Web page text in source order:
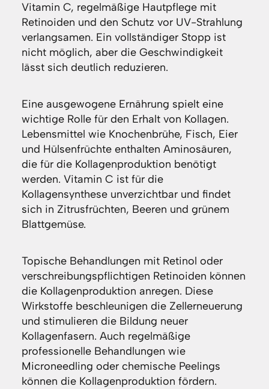
Vitamin C, regelmäßige Hautpflege mit
Retinoiden und den Schutz vor UV-Strahlung
verlangsamen. Ein vollständiger Stopp ist
nicht möglich, aber die Geschwindigkeit
lässt sich deutlich reduzieren.
Eine ausgewogene Ernährung spielt eine
wichtige Rolle für den Erhalt von Kollagen.
Lebensmittel wie Knochenbrühe, Fisch, Eier
und Hülsenfrüchte enthalten Aminosäuren,
die für die Kollagenproduktion benötigt
werden. Vitamin C ist für die
Kollagensynthese unverzichtbar und findet
sich in Zitrusfrüchten, Beeren und grünem
Blattgemüse.
Topische Behandlungen mit Retinol oder
verschreibungspflichtigen Retinoiden können
die Kollagenproduktion anregen. Diese
Wirkstoffe beschleunigen die Zellerneuerung
und stimulieren die Bildung neuer
Kollagenfasern. Auch regelmäßige
professionelle Behandlungen wie
Microneedling oder chemische Peelings
können die Kollagenproduktion fördern.